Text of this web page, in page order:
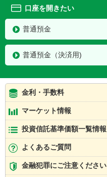
口座を開きたい
普通預金
普通預金（決済用)
金利・手数料
マーケット情報
投資信託基準価額一覧情報
よくあるご質問
金融犯罪にご注意ください